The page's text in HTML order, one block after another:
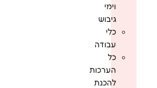
וימי
גיבוש
כלי
עבודה
כל
הערכות
להכנת